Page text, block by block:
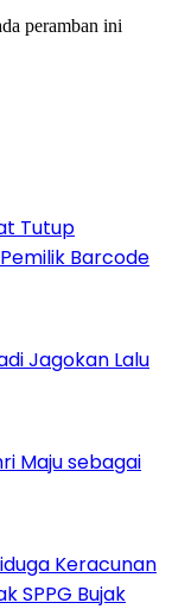
peramban ini
Tutup
Barcode
Jagokan Lalu
Maju sebagai
Keracunan
SPPG Bujak